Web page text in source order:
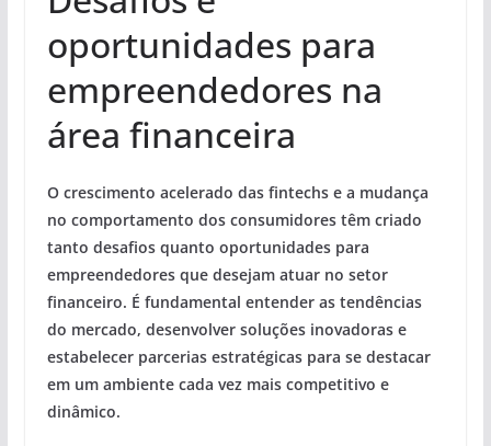
oportunidades para
empreendedores na
área financeira
O crescimento acelerado das fintechs e a mudança
no comportamento dos consumidores têm criado
tanto desafios quanto oportunidades para
empreendedores que desejam atuar no setor
financeiro. É fundamental entender as tendências
do mercado, desenvolver soluções inovadoras e
estabelecer parcerias estratégicas para se destacar
em um ambiente cada vez mais competitivo e
dinâmico.